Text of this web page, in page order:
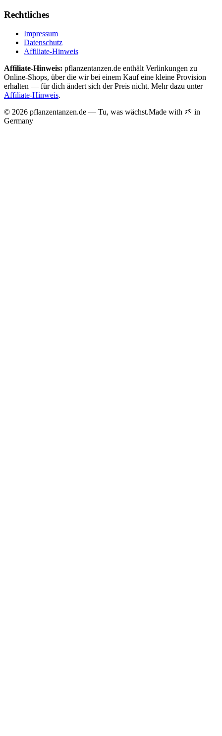
Rechtliches
Impressum
Datenschutz
Affiliate-Hinweis
Affiliate-Hinweis: pflanzentanzen.de enthält Verlinkungen zu
Online-Shops, über die wir bei einem Kauf eine kleine Provision
erhalten — für dich ändert sich der Preis nicht. Mehr dazu unter
Affiliate-Hinweis.
© 2026 pflanzentanzen.de — Tu, was wächst.Made with 🌱 in
Germany